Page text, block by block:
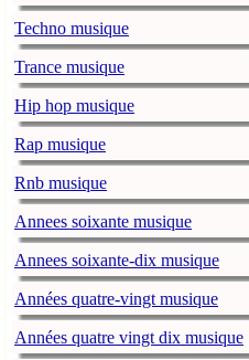
Techno musique
Trance musique
Hip hop musique
Rap musique
Rnb musique
Annees soixante musique
Annees soixante-dix musique
Années quatre-vingt musique
Années quatre vingt dix musique